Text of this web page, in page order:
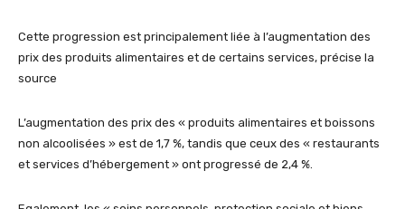
Cette progression est principalement liée à l’augmentation des
prix des produits alimentaires et de certains services, précise la
source
L’augmentation des prix des « produits alimentaires et boissons
non alcoolisées » est de 1,7 %, tandis que ceux des « restaurants
et services d’hébergement » ont progressé de 2,4 %.